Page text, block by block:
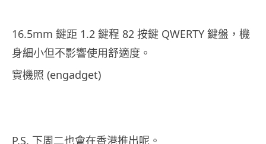
16.5mm 鍵距 1.2 鍵程 82 按鍵 QWERTY 鍵盤，機
身細小但不影響使用舒適度。
實機照 (engadget)
P.S. 下周二也會在香港推出呢。